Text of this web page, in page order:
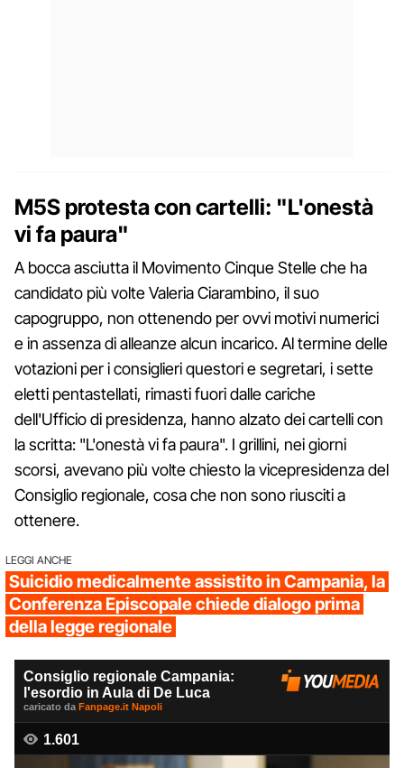
M5S protesta con cartelli: "L'onestà
vi fa paura"
A bocca asciutta il Movimento Cinque Stelle che ha
candidato più volte Valeria Ciarambino, il suo
capogruppo, non ottenendo per ovvi motivi numerici
e in assenza di alleanze alcun incarico. Al termine delle
votazioni per i consiglieri questori e segretari, i sette
eletti pentastellati, rimasti fuori dalle cariche
dell'Ufficio di presidenza, hanno alzato dei cartelli con
la scritta: "L'onestà vi fa paura". I grillini, nei giorni
scorsi, avevano più volte chiesto la vicepresidenza del
Consiglio regionale, cosa che non sono riusciti a
ottenere.
LEGGI ANCHE
Suicidio medicalmente assistito in Campania, la
Conferenza Episcopale chiede dialogo prima
della legge regionale